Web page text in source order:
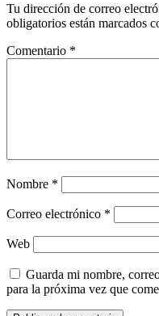
Tu dirección de correo
obligatorios están marcados
Comentario *
Nombre *
Correo electrónico *
Web
Guarda mi nombre,
para la próxima vez que